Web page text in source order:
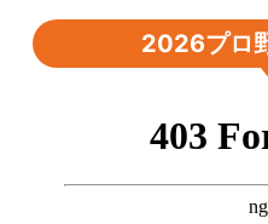
2026プロ